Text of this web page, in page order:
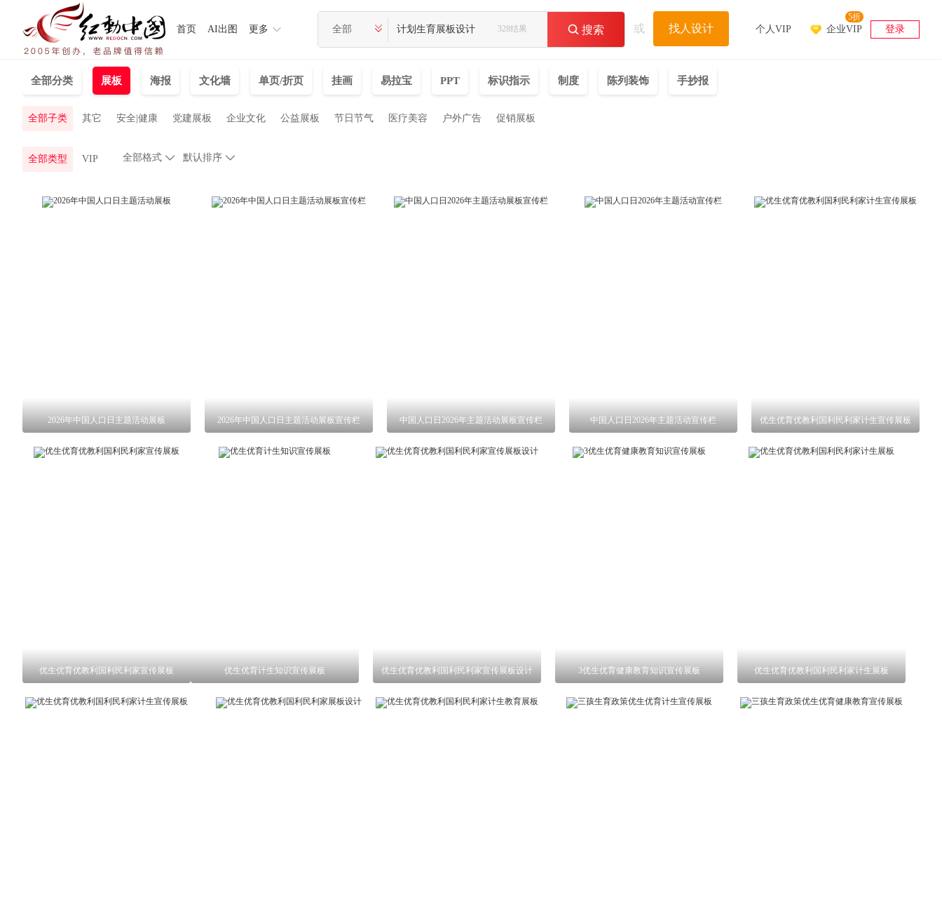
首页 AI出图 更多 全部  搜索
328结果 或 找人设计 个人VIP 企业VIP
5折
登录
全部分类 展板 海报 文化墙 单页/折页 挂画 易拉宝 PPT 标识指示 制度 陈列装饰 手抄报
全部子类 其它 安全|健康 党建展板 企业文化 公益展板 节日节气 医疗美容 户外广告 促销展板
全部类型 VIP 
全部格式 默认排序 
2026年中国人口日主题活动展板 2026年中国人口日主题活动展板宣传栏 中国人口日2026年主题活动展板宣传栏 中国人口日2026年主题活动宣传栏 优生优育优教利国利民利家计生宣传展板
优生优育优教利国利民利家宣传展板 优生优育计生知识宣传展板 优生优育优教利国利民利家宣传展板设计 3优生优育健康教育知识宣传展板 优生优育优教利国利民利家计生展板